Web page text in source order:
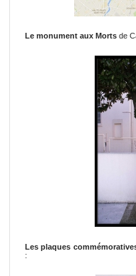
Le monument aux Mortsde
Les plaques
: